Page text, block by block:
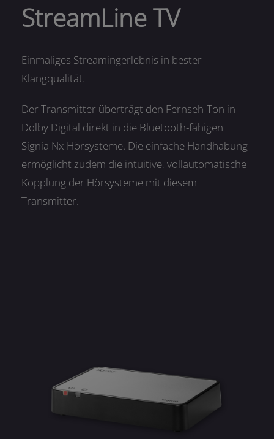
StreamLine TV
Einmaliges Streamingerlebnis in bester
Klangqualität.
Der Transmitter überträgt den Fernseh-Ton in
Dolby Digital direkt in die Bluetooth-fähigen
Signia Nx-Hörsysteme. Die einfache Handhabung
ermöglicht zudem die intuitive, vollautomatische
Kopplung der Hörsysteme mit diesem
Transmitter.